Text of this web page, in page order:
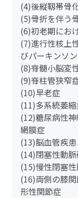
(4)後縦靱帯骨
(5)骨折を伴う
(6)初老期にお
(7)進行性核上
びパーキンソ
(8)脊髄小脳変
(9)脊柱管狭窄
(10)早老症
(11)多系統萎
(12)糖尿病性
網膜症
(13)脳血管疾患
(14)閉塞性動
(15)慢性閉塞
(16)両側の膝
形性関節症